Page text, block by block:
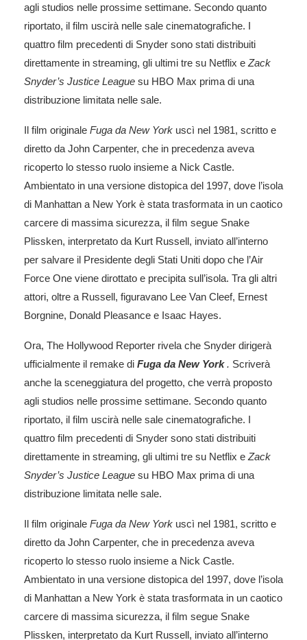
agli studios nelle prossime settimane. Secondo quanto
riportato, il film uscirà nelle sale cinematografiche. I
quattro film precedenti di Snyder sono stati distribuiti
direttamente in streaming, gli ultimi tre su Netflix e Zack
Snyder’s Justice League su HBO Max prima di una
distribuzione limitata nelle sale.
Il film originale Fuga da New York uscì nel 1981, scritto e
diretto da John Carpenter, che in precedenza aveva
ricoperto lo stesso ruolo insieme a Nick Castle.
Ambientato in una versione distopica del 1997, dove l’isola
di Manhattan a New York è stata trasformata in un caotico
carcere di massima sicurezza, il film segue Snake
Plissken, interpretato da Kurt Russell, inviato all’interno
per salvare il Presidente degli Stati Uniti dopo che l’Air
Force One viene dirottato e precipita sull’isola. Tra gli altri
attori, oltre a Russell, figuravano Lee Van Cleef, Ernest
Borgnine, Donald Pleasance e Isaac Hayes.
Ora, The Hollywood Reporter rivela che Snyder dirigerà
ufficialmente il remake di Fuga da New York. Scriverà
anche la sceneggiatura del progetto, che verrà proposto
agli studios nelle prossime settimane. Secondo quanto
riportato, il film uscirà nelle sale cinematografiche. I
quattro film precedenti di Snyder sono stati distribuiti
direttamente in streaming, gli ultimi tre su Netflix e Zack
Snyder’s Justice League su HBO Max prima di una
distribuzione limitata nelle sale.
Il film originale Fuga da New York uscì nel 1981, scritto e
diretto da John Carpenter, che in precedenza aveva
ricoperto lo stesso ruolo insieme a Nick Castle.
Ambientato in una versione distopica del 1997, dove l’isola
di Manhattan a New York è stata trasformata in un caotico
carcere di massima sicurezza, il film segue Snake
Plissken, interpretato da Kurt Russell, inviato all’interno